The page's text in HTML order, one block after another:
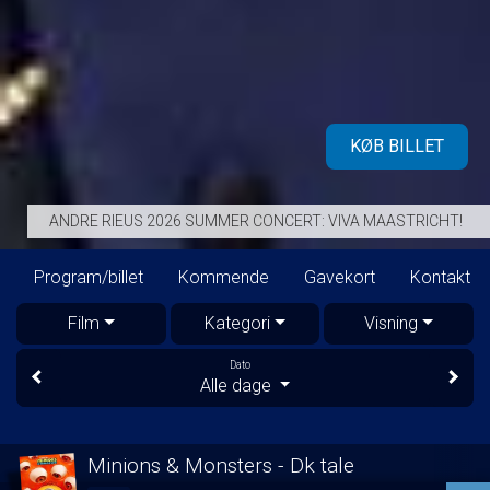
ANDRE RIEUS 2026 SUMMER CONCERT: VIVA MAASTRICHT!
KØB BILLET
Program/billet Kommende Gavekort Kontakt
Film Kategori Visning
Dato
Alle dage
Minions & Monsters - Dk tale